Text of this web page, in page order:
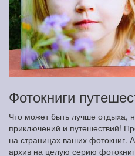
Фотокниги
Что может быть лучше отдыха,
приключений и путешествий!
на страницах ваших фотокниг.
архив на целую серию